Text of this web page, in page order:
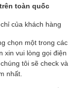
toàn quốc
của khách hàng
chọn một trong các
xin vui lòng gọi điện
chúng tôi sẽ check và
nhất.